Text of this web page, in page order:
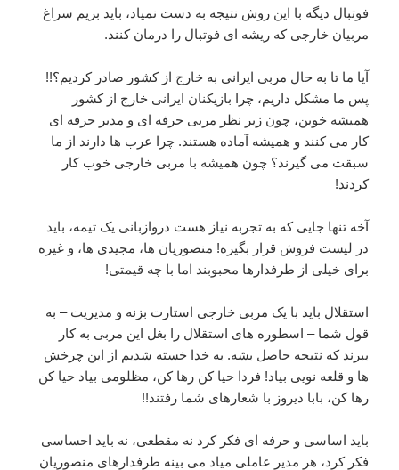
فوتبال دیگه با این روش نتیجه به دست نمیاد، باید بریم سراغ
مربیان خارجی که ریشه ای فوتبال را درمان کنند.
آیا ما تا به حال مربی ایرانی به خارج از کشور صادر کردیم؟!!
پس ما مشکل داریم، چرا بازیکنان ایرانی خارج از کشور
همیشه خوبن، چون زیر نظر مربی حرفه ای و مدیر حرفه ای
کار می کنند و همیشه آماده هستند. چرا عرب ها دارند از ما
سبقت می گیرند؟ چون همیشه با مربی خارجی خوب کار
کردند!
آخه تنها جایی که به تجربه نیاز هست دروازبانی یک تیمه، باید
در لیست فروش قرار بگیره! منصوریان ها، مجیدی ها، و غیره
برای خیلی از طرفدارها محبوبند اما با چه قیمتی!
استقلال باید با یک مربی خارجی استارت بزنه و مدیریت – به
قول شما – اسطوره های استقلال را بغل این مربی به کار
ببرند که نتیجه حاصل بشه. به خدا خسته شدیم از این چرخش
ها و قلعه نویی بیاد! فردا حیا کن رها کن، مظلومی بیاد حیا کن
رها کن، بابا دیروز با شعارهای شما رفتند!!
باید اساسی و حرفه ای فکر کرد نه مقطعی، نه باید احساسی
فکر کرد، هر مدیر عاملی میاد می بینه طرفدارهای منصوریان